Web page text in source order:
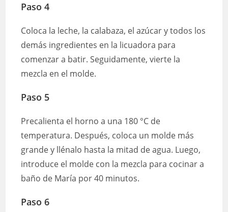
Paso 4
Coloca la leche, la calabaza, el azúcar y todos los
demás ingredientes en la licuadora para
comenzar a batir. Seguidamente, vierte la
mezcla en el molde.
Paso 5
Precalienta el horno a una 180 °C de
temperatura. Después, coloca un molde más
grande y llénalo hasta la mitad de agua. Luego,
introduce el molde con la mezcla para cocinar a
baño de María por 40 minutos.
Paso 6